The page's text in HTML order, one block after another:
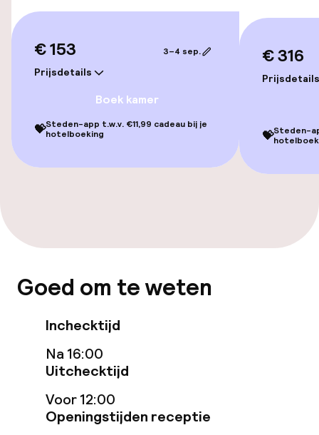
Eet- en drinkdiensten
Beleid
niet toegestaan
€ 153
Prijsdetails
3–4 sep.
Boek kamer
💝Steden-app t.w.v. €11,99 cadeau bij je
hotelboeking
€ 316
Prijsdetails
💝Steden-
Goed om te weten
Inchecktijd
Na 16:00
Uitchecktijd
Voor 12:00
Openingstijden receptie